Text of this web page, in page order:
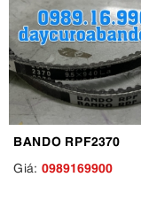
BANDO RPF2370
Giá: 0989169900